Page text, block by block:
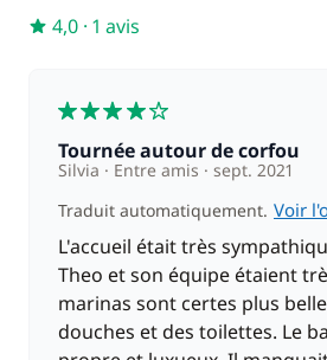
4,0 · 1 avis
Tournée autour de corfou
Silvia Entre amis
sept. 2021
Traduit automatiquement. Voir
L'accueil était très
Theo et son équipe étaient
marinas sont certes plus
douches et des toilettes. Le